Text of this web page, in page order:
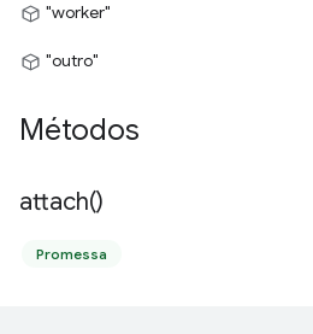
"worker"
"outro"
Métodos
attach()
Promessa